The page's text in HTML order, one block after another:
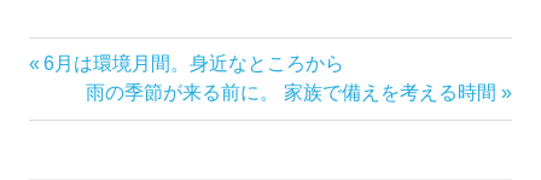
投
稿
前
記
6月は環境月間。身近なところから
次
の
雨の季節が来る前に。 家族で備えを考える時間